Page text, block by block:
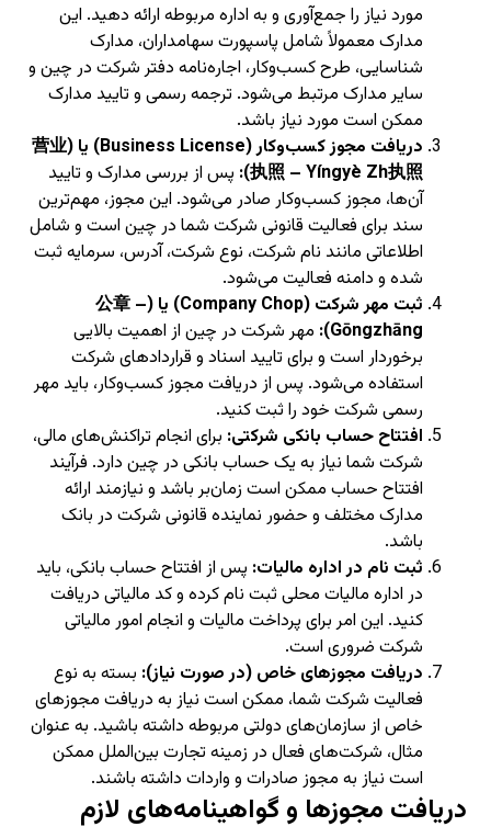
مورد نیاز را جمع‌آوری و به اداره مربوطه ارائه دهید. این
مدارک معمولاً شامل پاسپورت سهامداران، مدارک
شناسایی، طرح کسب‌وکار، اجاره‌نامه دفتر شرکت در چین و
سایر مدارک مرتبط می‌شود. ترجمه رسمی و تایید مدارک
ممکن است مورد نیاز باشد.
دریافت مجوز کسب‌وکار (Business License) یا (营业
执照 – Yíngyè Zh执照): پس از بررسی مدارک و تایید
آن‌ها، مجوز کسب‌وکار صادر می‌شود. این مجوز، مهم‌ترین
سند برای فعالیت قانونی شرکت شما در چین است و شامل
اطلاعاتی مانند نام شرکت، نوع شرکت، آدرس، سرمایه ثبت
شده و دامنه فعالیت می‌شود.
ثبت مهر شرکت (Company Chop) یا (公章 –
Gōngzhāng): مهر شرکت در چین از اهمیت بالایی
برخوردار است و برای تایید اسناد و قراردادهای شرکت
استفاده می‌شود. پس از دریافت مجوز کسب‌وکار، باید مهر
رسمی شرکت خود را ثبت کنید.
افتتاح حساب بانکی شرکتی: برای انجام تراکنش‌های مالی،
شرکت شما نیاز به یک حساب بانکی در چین دارد. فرآیند
افتتاح حساب ممکن است زمان‌بر باشد و نیازمند ارائه
مدارک مختلف و حضور نماینده قانونی شرکت در بانک
باشد.
ثبت نام در اداره مالیات: پس از افتتاح حساب بانکی، باید
در اداره مالیات محلی ثبت نام کرده و کد مالیاتی دریافت
کنید. این امر برای پرداخت مالیات و انجام امور مالیاتی
شرکت ضروری است.
دریافت مجوزهای خاص (در صورت نیاز): بسته به نوع
فعالیت شرکت شما، ممکن است نیاز به دریافت مجوزهای
خاص از سازمان‌های دولتی مربوطه داشته باشید. به عنوان
مثال، شرکت‌های فعال در زمینه تجارت بین‌الملل ممکن
است نیاز به مجوز صادرات و واردات داشته باشند.
دریافت مجوزها و گواهینامه‌های لازم